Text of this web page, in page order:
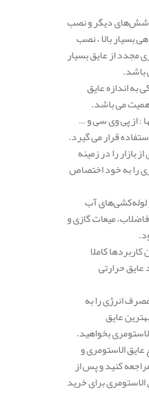
دیگر و نصب
بسیار بالا ، نصب
مجدد از عایق بسیار
باشد.
به اندازه عایق
می باشد.
: از پی وی سی و …
قرار می گیرد.
بازار را در زمینه
را به خود اختصاص
لوله‌کشی‌های آب
میعات گازی و
کاملا
عایق حرارتی
انرژی را به
عایق
بخواهید.
الاستومری و
کنید و پس از
برای خرید